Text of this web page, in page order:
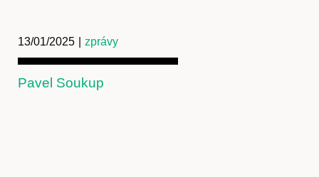
13/01/2025 zprávy
Pavel Soukup